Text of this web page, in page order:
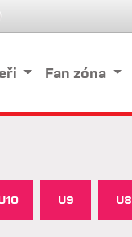
Fan zóna
U9 U8